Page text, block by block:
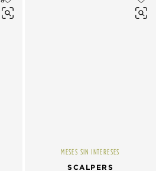
MESES SIN INTERESES
SCALPERS